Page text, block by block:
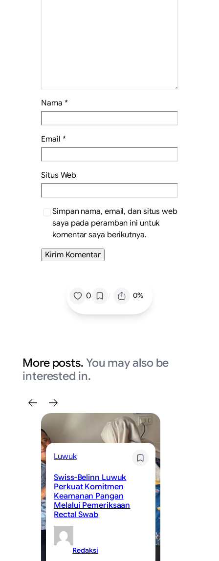
Nama *
Email *
Situs Web
Simpan nama, email, dan situs web
saya pada peramban ini untuk
komentar saya berikutnya.
0 / 0%
More posts. You may also be
interested in.
Luwuk
Swiss-Belinn Luwuk
Perkuat Komitmen
Keamanan Pangan
Melalui Pemeriksaan
Rectal Swab
Redaksi